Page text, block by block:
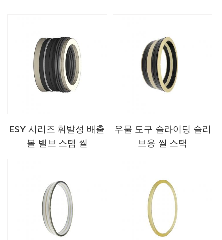
ESY 시리즈 휘발성 배출
볼 밸브 스템 씰
우물 도구 슬라이딩 슬리
브용 씰 스택